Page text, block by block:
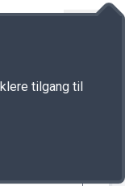
bruker
tilgang til